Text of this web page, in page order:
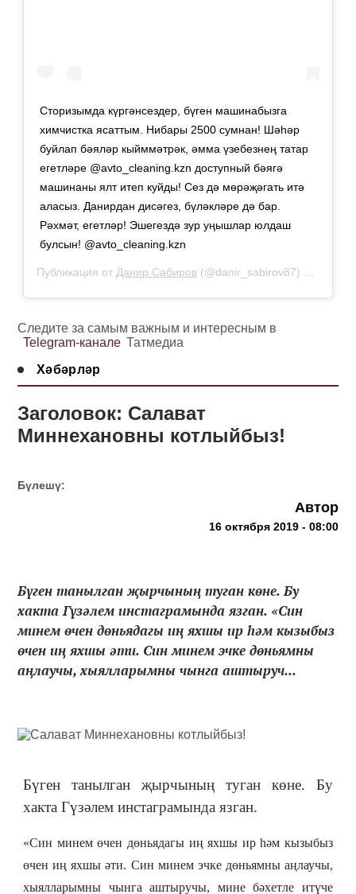
Сторизымда күргәнсездер, бүген машинабызга
химчистка ясаттым. Нибары 2500 сумнан! Шәһәр
буйлап бәяләр кыйммәтрәк, әмма үзебезнең татар
егетләре @avto_cleaning.kzn доступный бәягә
машинаны ялт итеп куйды! Сез дә мөрәҗәгать итә
аласыз. Данирдан дисәгез, бүләкләре дә бар.
Рәхмәт, егетләр! Эшегездә зур уңышлар юлдаш
булсын! @avto_cleaning.kzn
Публикация от Данир Сабиров (@danir_sabirov87) 15 Окт
Следите за самым важным и интересным в
Telegram-канале Татмедиа
Хәбәрләр
Заголовок: Салават
Миннехановны котлыйбыз!
Бүлешү:
Автор
16 октября 2019 - 08:00
Бүген танылган җырчының туган көне. Бу
хакта Гүзәлем инстаграмында язган. «Cин
минем өчен дөньядагы иң яхшы ир һәм кызыбыз
өчен иң яхшы әти. Син минем эчке дөньямны
аңлаучы, хыялларымны чынга аштыруч...
Бүген танылган җырчының туган көне. Бу
хакта Гүзәлем инстаграмында язган.
«Cин минем өчен дөньядагы иң яхшы ир һәм кызыбыз
өчен иң яхшы әти. Син минем эчке дөньямны аңлаучы,
хыялларымны чынга аштыручы, мине бәхетле итүче